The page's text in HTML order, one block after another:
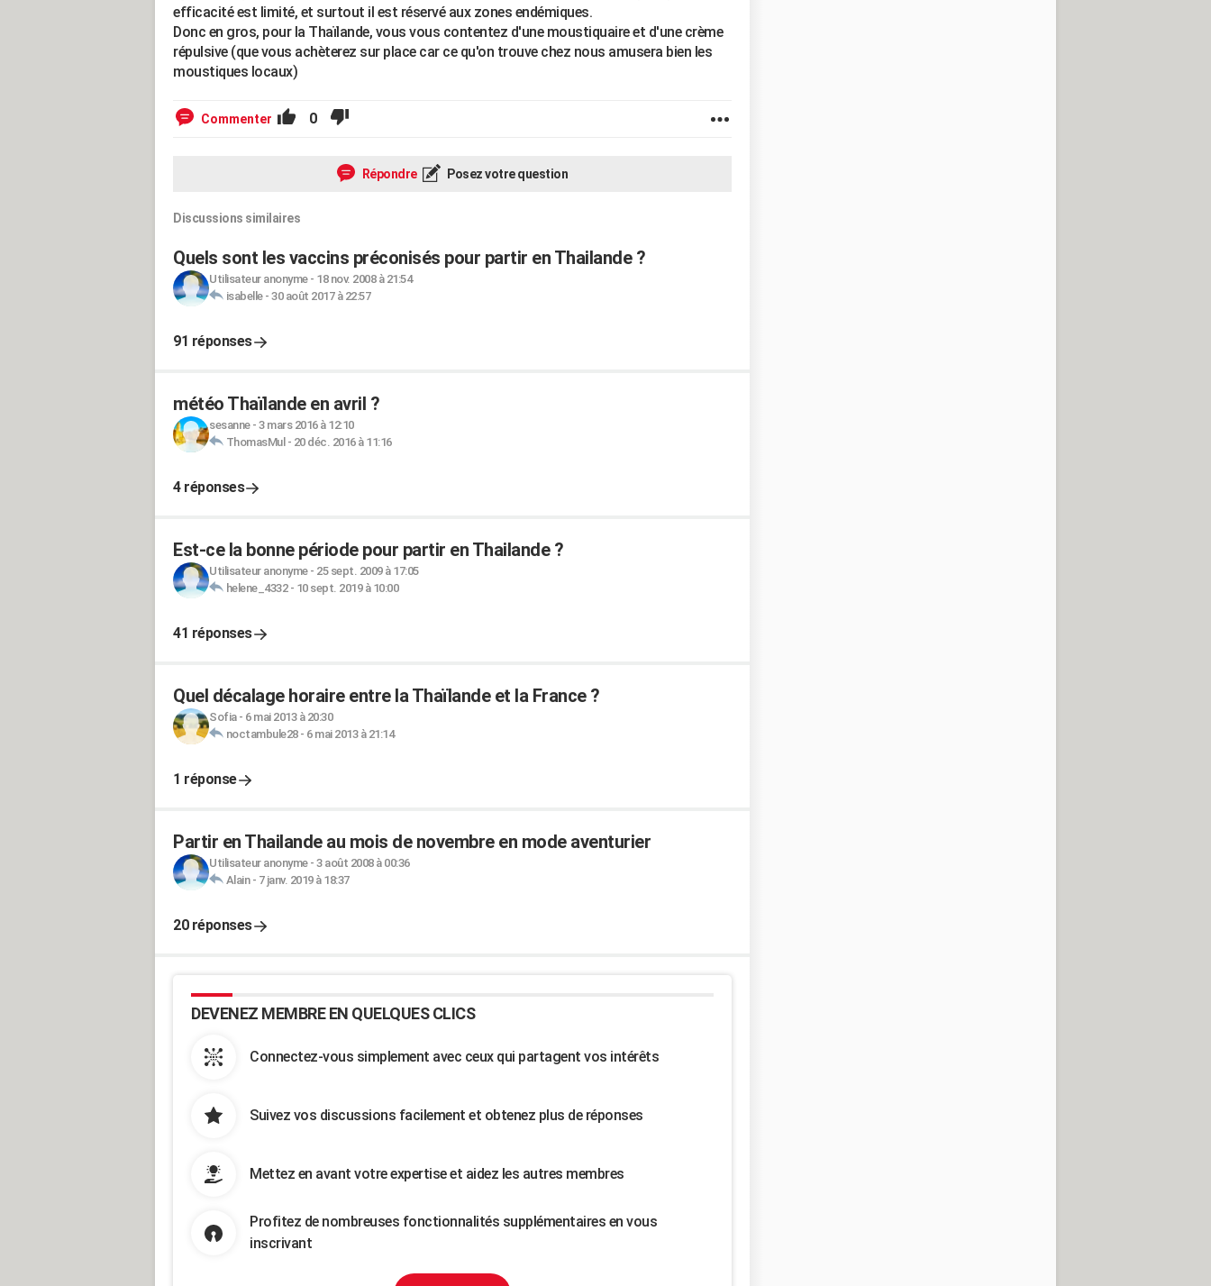
efficacité est limité, et surtout il est réservé aux zones endémiques.
Donc en gros, pour la Thaïlande, vous vous contentez d'une moustiquaire et d'une crème
répulsive (que vous achèterez sur place car ce qu'on trouve chez nous amusera bien les
moustiques locaux)
Commenter 0
Répondre Posez votre question
Discussions similaires
Quels sont les vaccins préconisés pour partir en Thailande ?
Utilisateur anonyme- 18 nov. 2008 à 21:54
isabelle- 30 août 2017 à 22:57
91 réponses
météo Thaïlande en avril ?
sesanne- 3 mars 2016 à 12:10
ThomasMul - 20 déc. 2016 à 11:16
4 réponses
Est-ce la bonne période pour partir en Thailande ?
Utilisateur anonyme- 25 sept. 2009 à 17:05
helene_4332- 10 sept. 2019 à 10:00
41 réponses
Quel décalage horaire entre la Thaïlande et la France ?
Sofia- 6 mai 2013 à 20:30
noctambule28- 6 mai 2013 à 21:14
1 réponse
Partir en Thailande au mois de novembre en mode aventurier
Utilisateur anonyme- 3 août 2008 à 00:36
Alain- 7 janv. 2019 à 18:37
20 réponses
DEVENEZ MEMBRE EN QUELQUES CLICS
Connectez-vous simplement avec ceux qui partagent vos intérêts
Suivez vos discussions facilement et obtenez plus de réponses
Mettez en avant votre expertise et aidez les autres membres
Profitez de nombreuses fonctionnalités supplémentaires en vous
inscrivant